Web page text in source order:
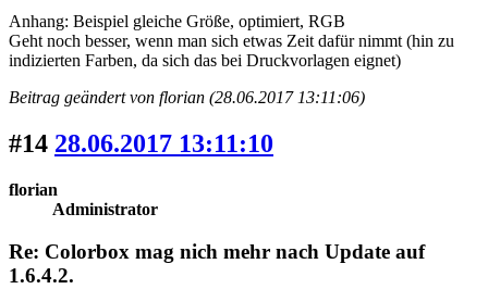
Anhang: Beispiel gleiche Größe, optimiert, RGB
Geht noch besser, wenn man sich etwas Zeit dafür nimmt (hin zu
indizierten Farben, da sich das bei Druckvorlagen eignet)
Beitrag geändert von florian (28.06.2017 13:11:06)
#14 28.06.2017 13:11:10
florian
Administrator
Re: Colorbox mag nich mehr nach Update auf
1.6.4.2.